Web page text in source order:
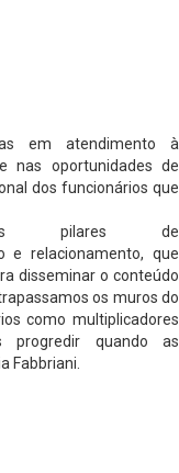
em atendimento à
nas oportunidades de
dos funcionários que
pilares de
e relacionamento, que
disseminar o conteúdo
os muros do
como multiplicadores
progredir quando as
Fabbriani.